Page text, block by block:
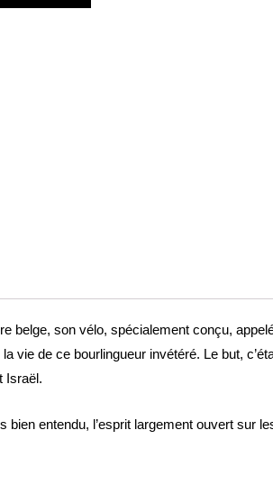
belge, son vélo, spécialement conçu,
vie de ce bourlingueur invétéré. Le but,
Israël.
entendu, l’esprit largement ouvert sur